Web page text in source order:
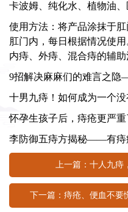
卡波姆、纯化水、植物油、
使用方法：将产品涂抹于
肛门内，每日根据情况使
内痔、外痔、混合痔的辅助
9招解决麻麻们的难言之
十男九痔！如何成为一个没
怀孕生孩子后，痔疮更严
李防御五痔方揭秘——有痔
上一篇：十人九痔
下一篇：痔疮、便血不要